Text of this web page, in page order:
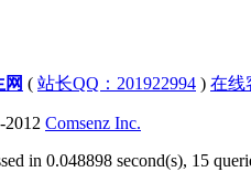
网 ( 站长QQ：201922994 ) 在线
Comsenz Inc.
in 0.048898 second(s), 15